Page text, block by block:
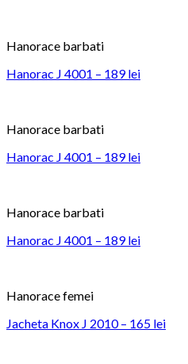
Hanorace barbati
Hanorac J 4001 – 189 lei
Hanorace barbati
Hanorac J 4001 – 189 lei
Hanorace barbati
Hanorac J 4001 – 189 lei
Hanorace femei
Jacheta Knox J 2010 – 165 lei